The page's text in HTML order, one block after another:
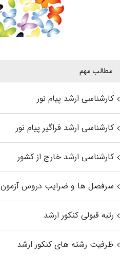
مطالب مهم
کارشناسی ارشد پیام نور
کارشناسی ارشد فراگیر پیام نور
کارشناسی ارشد خارج از کشور
سرفصل ها و ضرایب دروس آزمون
رتبه قبولی کنکور ارشد
ظرفیت رشته های کنکور ارشد